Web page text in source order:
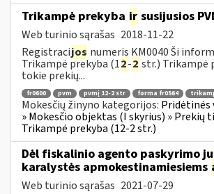
Trikampė prekyba ir susijusios
Web turinio sąrašas 2018-11-22
Registracijos numeris KM0040 Ši
Trikampė prekyba (12-2 str.) Trikampė
tokie prekių...
fr0600 pvm pvmį 12-2 str forma fr0564
Mokesčių žinyno kategorijos: Pridėtinės
» Mokesčio objektas (I skyrius) » Prekių
Trikampė prekyba (12-2 str.)
Dėl fiskalinio agento paskyrimo
karalystės apmokestinamiesiems
Web turinio sąrašas 2021-07-29